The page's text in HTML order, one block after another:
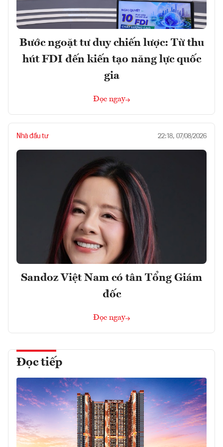
Bước ngoặt tư duy chiến lược: Từ thu
hút FDI đến kiến tạo năng lực quốc
gia
Đọc ngay
Nhà đầu tư 22:18, 07/08/2026
Sandoz Việt Nam có tân Tổng Giám
đốc
Đọc ngay
Đọc tiếp